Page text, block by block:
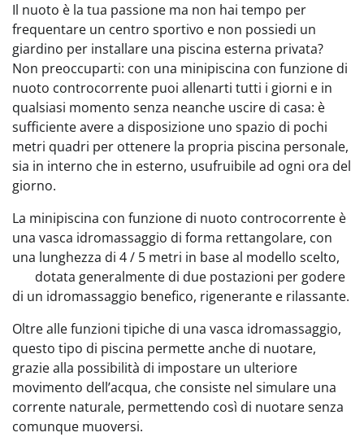
Il nuoto è la tua passione ma non hai tempo per
frequentare un centro sportivo e non possiedi un
giardino per installare una piscina esterna privata?
Non preoccuparti: con una minipiscina con funzione di
nuoto controcorrente puoi allenarti tutti i giorni e in
qualsiasi momento senza neanche uscire di casa: è
sufficiente avere a disposizione uno spazio di pochi
metri quadri per ottenere la propria piscina personale,
sia in interno che in esterno, usufruibile ad ogni ora del
giorno.
La minipiscina con funzione di nuoto controcorrente è
una vasca idromassaggio di forma rettangolare, con
una lunghezza di 4 / 5 metri in base al modello scelto,
dotata generalmente di due postazioni per godere
di un idromassaggio benefico, rigenerante e rilassante.
Oltre alle funzioni tipiche di una vasca idromassaggio,
questo tipo di piscina permette anche di nuotare,
grazie alla possibilità di impostare un ulteriore
movimento dell’acqua, che consiste nel simulare una
corrente naturale, permettendo così di nuotare senza
comunque muoversi.